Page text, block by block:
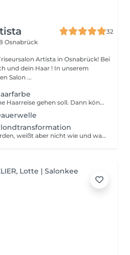
32
Osnabrück
Artista in Osnabrück! Bei
und dein Haar ! In unserem
Salon ...
Du weißt nicht wohin deine Haarreise gehen soll. Dann können wir in diesem Gespräch genau herausfinden was zu dir passt.
Du überlegst Blond zu werden, weißt aber nicht wie und was auf dich zukommt ? Dann ist dies die perfekte möglichkeit deine Wünsche und dein Budget zu besprechen.